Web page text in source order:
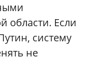
области. Если
систему
не